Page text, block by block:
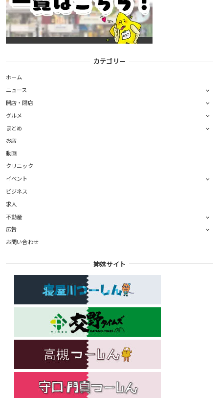
カテゴリー
ホーム
ニュース
開店・閉店
グルメ
まとめ
お店
動画
クリニック
イベント
ビジネス
求人
不動産
広告
お問い合わせ
姉妹サイト